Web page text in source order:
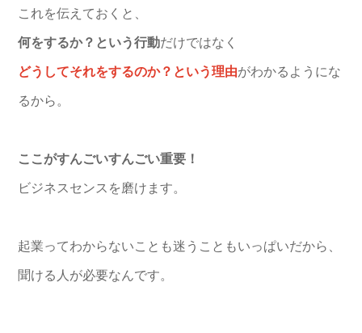
これを伝えておくと、
何をするか？という行動だけではなく
どうしてそれをするのか？という理由がわかるようにな
るから。
ここがすんごいすんごい重要！
ビジネスセンスを磨けます。
起業ってわからないことも迷うこともいっぱいだから、
聞ける人が必要なんです。